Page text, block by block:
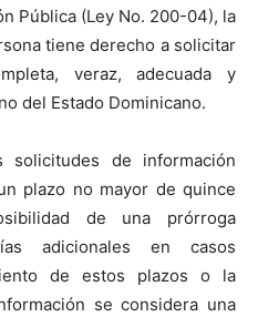
Pública (Ley No. 200-04), la
tiene derecho a solicitar
veraz, adecuada y
del Estado Dominicano.
de información
plazo no mayor de quince
de una prórroga
adicionales en casos
de estos plazos o la
se considera una